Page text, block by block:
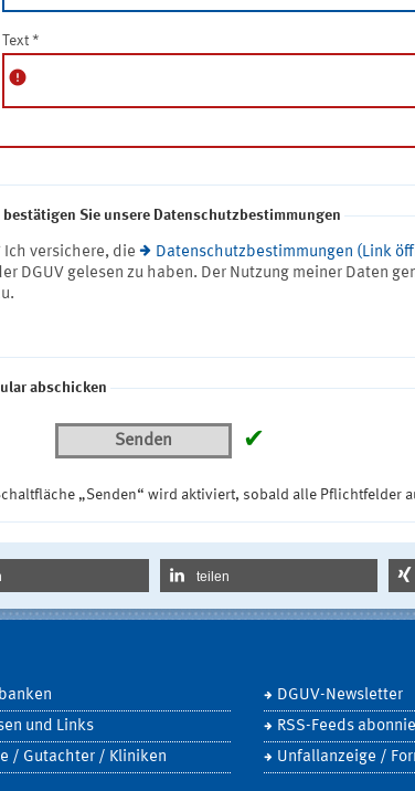
Text *
error
Sie unsere Datenschutzbestimmungen
Ich versichere, die
Datenschutzbestimmungen (Link
DGUV gelesen zu haben. Der Nutzung meiner Daten
abschicken
Senden ✔
„Senden“ wird aktiviert, sobald alle Pflichtfelder
teilen
und Links
/ Gutachter / Kliniken
DGUV-Newsletter
RSS-Feeds
Unfallanzeige /